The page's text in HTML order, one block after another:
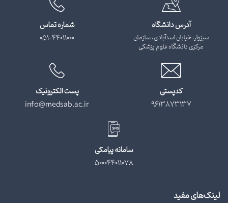
آدرس دانشگاه
سبزوار، خیابان اسدآبادی، سازمان
مرکزی دانشگاه علوم پزشکی
شماره تماس
051-44011000
کدپستی
9613873137
پست الکترونیک
info@medsab.ac.ir
سامانه پیامکی
500044011078
لینک‌های مفید